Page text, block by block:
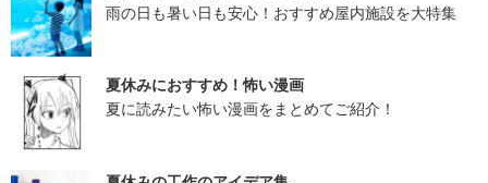
雨の日も暑い日も安心！おすすめ屋内施設を大特集
夏休みにおすすめ！怖い漫画
夏に読みたい怖い漫画をまとめてご紹介！